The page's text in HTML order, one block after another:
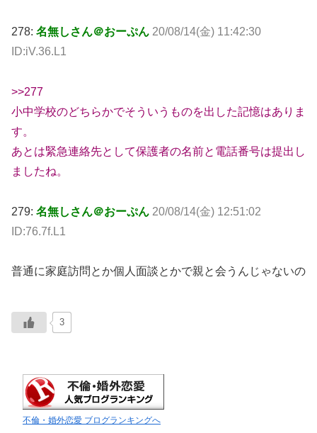
278: 名無しさん＠おーぷん 20/08/14(金) 11:42:30
ID:iV.36.L1
>>277
小中学校のどちらかでそういうものを出した記憶はありま
す。
あとは緊急連絡先として保護者の名前と電話番号は提出し
ましたね。
279: 名無しさん＠おーぷん 20/08/14(金) 12:51:02
ID:76.7f.L1
普通に家庭訪問とか個人面談とかで親と会うんじゃないの
3
不倫・婚外恋愛 ブログランキングへ